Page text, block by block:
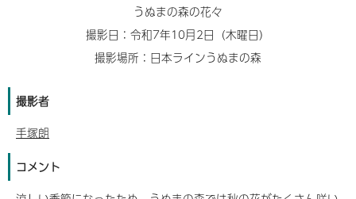
うぬまの森の花々
撮影日：令和7年10月2日（木曜日）
撮影場所：日本ラインうぬまの森
撮影者
手塚朗
コメント